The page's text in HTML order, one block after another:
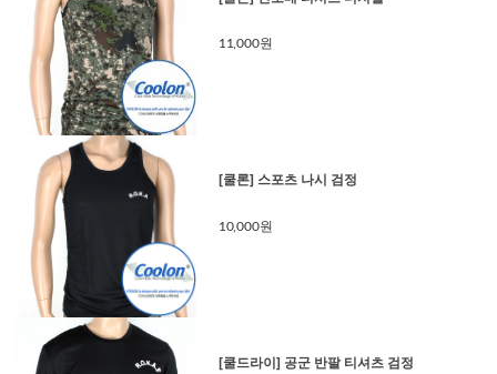
11,000원
[쿨론] 스포츠 나시 검정
10,000원
[쿨드라이] 공군 반팔 티셔츠 검정